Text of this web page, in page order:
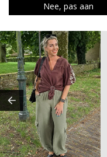
MAAK
Nee, pas aan